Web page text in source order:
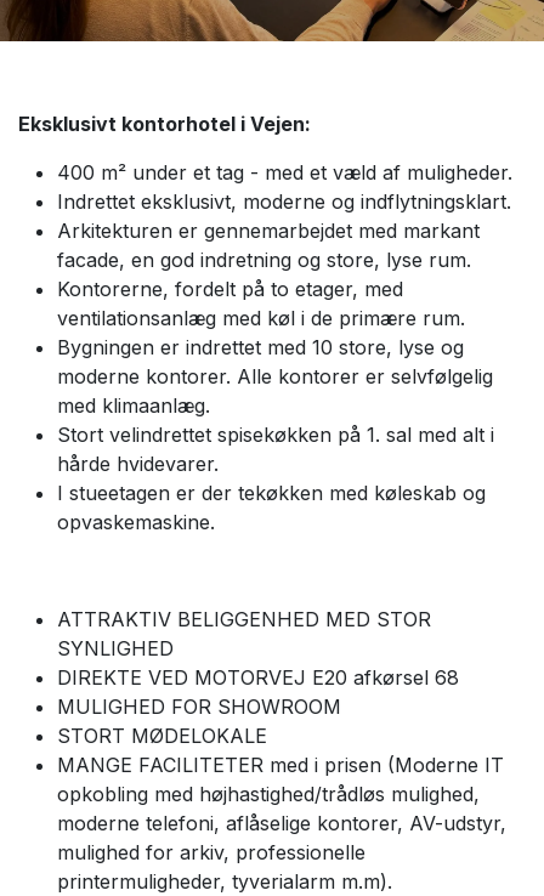
Eksklusivt kontorhotel i Vejen:
400 m² under et tag - med et væld af muligheder.
Indrettet eksklusivt, moderne og indflytningsklart.
Arkitekturen er gennemarbejdet med markant
facade, en god indretning og store, lyse rum.
Kontorerne, fordelt på to etager, med
ventilationsanlæg med køl i de primære rum.
Bygningen er indrettet med 10 store, lyse og
moderne kontorer. Alle kontorer er selvfølgelig
med klimaanlæg.
Stort velindrettet spisekøkken på 1. sal med alt i
hårde hvidevarer.
I stueetagen er der tekøkken med køleskab og
opvaskemaskine.
ATTRAKTIV BELIGGENHED MED STOR
SYNLIGHED
DIREKTE VED MOTORVEJ E20 afkørsel 68
MULIGHED FOR SHOWROOM
STORT MØDELOKALE
MANGE FACILITETER med i prisen (Moderne IT
opkobling med højhastighed/trådløs mulighed,
moderne telefoni, aflåselige kontorer, AV-udstyr,
mulighed for arkiv, professionelle
printermuligheder, tyverialarm m.m).